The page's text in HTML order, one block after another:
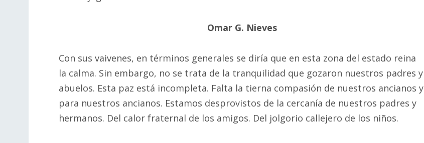
Omar G. Nieves
Con sus vaivenes, en términos generales se diría que en esta zona del estado reina
la calma. Sin embargo, no se trata de la tranquilidad que gozaron nuestros padres y
abuelos. Esta paz está incompleta. Falta la tierna compasión de nuestros ancianos y
para nuestros ancianos. Estamos desprovistos de la cercanía de nuestros padres y
hermanos. Del calor fraternal de los amigos. Del jolgorio callejero de los niños.